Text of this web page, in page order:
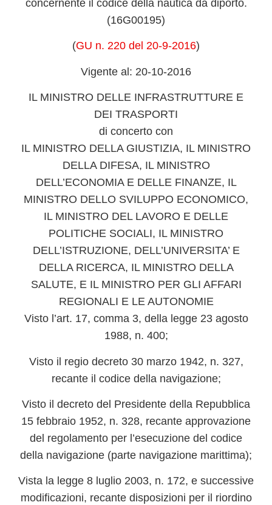
concernente il codice della nautica da diporto.
(16G00195)
(GU n. 220 del 20-9-2016)
Vigente al: 20-10-2016
IL MINISTRO DELLE INFRASTRUTTURE E
DEI TRASPORTI
di concerto con
IL MINISTRO DELLA GIUSTIZIA, IL MINISTRO
DELLA DIFESA, IL MINISTRO
DELL’ECONOMIA E DELLE FINANZE, IL
MINISTRO DELLO SVILUPPO ECONOMICO,
IL MINISTRO DEL LAVORO E DELLE
POLITICHE SOCIALI, IL MINISTRO
DELL’ISTRUZIONE, DELL’UNIVERSITA’ E
DELLA RICERCA, IL MINISTRO DELLA
SALUTE, E IL MINISTRO PER GLI AFFARI
REGIONALI E LE AUTONOMIE
Visto l’art. 17, comma 3, della legge 23 agosto
1988, n. 400;
Visto il regio decreto 30 marzo 1942, n. 327,
recante il codice della navigazione;
Visto il decreto del Presidente della Repubblica
15 febbraio 1952, n. 328, recante approvazione
del regolamento per l’esecuzione del codice
della navigazione (parte navigazione marittima);
Vista la legge 8 luglio 2003, n. 172, e successive
modificazioni, recante disposizioni per il riordino